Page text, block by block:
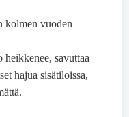
kolmen vuoden
heikkenee, savuttaa
hajua sisätiloissa,